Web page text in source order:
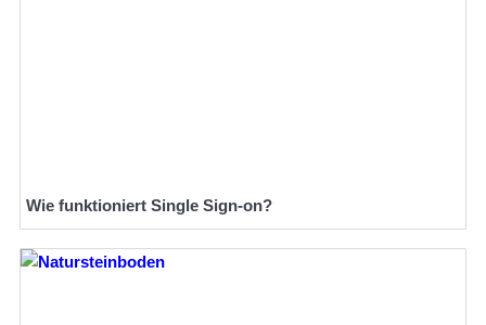
Wie funktioniert Single Sign-on?